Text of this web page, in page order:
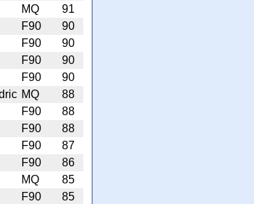
MQ
91
F90
90
F90
90
F90
90
F90
90
MQ
88
F90
88
F90
88
F90
87
F90
86
MQ
85
F90
85